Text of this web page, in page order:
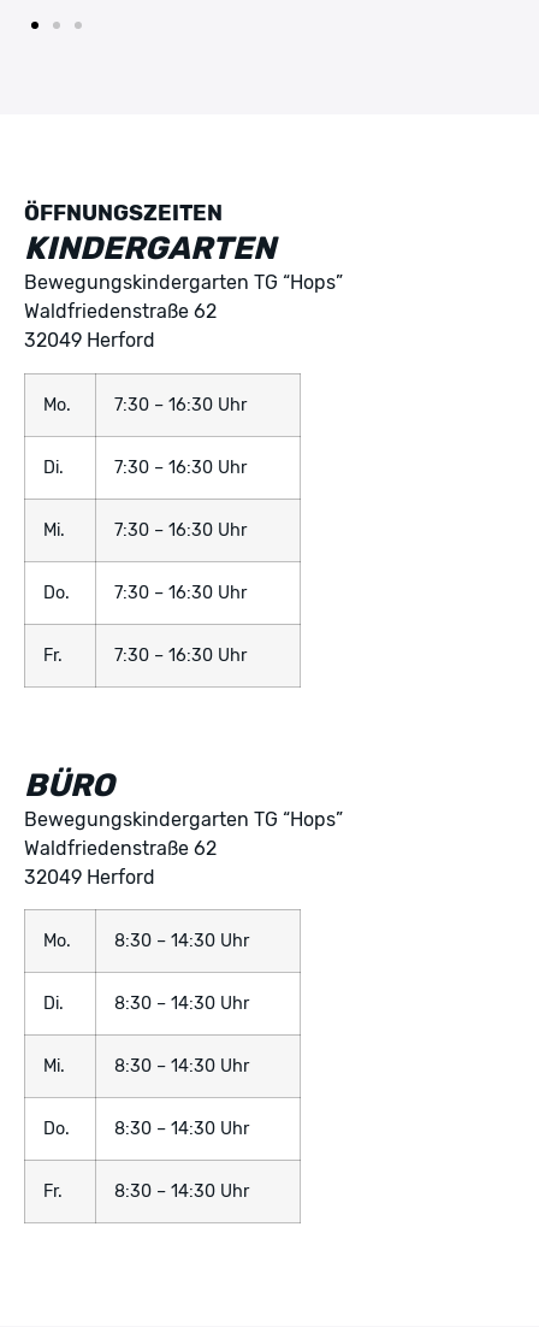
ÖFFNUNGSZEITEN
KINDERGARTEN
Bewegungskindergarten TG “Hops”
Waldfriedenstraße 62
32049 Herford
Mo. 7:30 – 16:30 Uhr
Di. 7:30 – 16:30 Uhr
Mi. 7:30 – 16:30 Uhr
Do. 7:30 – 16:30 Uhr
Fr. 7:30 – 16:30 Uhr
BÜRO
Bewegungskindergarten TG “Hops”
Waldfriedenstraße 62
32049 Herford
Mo. 8:30 – 14:30 Uhr
Di. 8:30 – 14:30 Uhr
Mi. 8:30 – 14:30 Uhr
Do. 8:30 – 14:30 Uhr
Fr. 8:30 – 14:30 Uhr